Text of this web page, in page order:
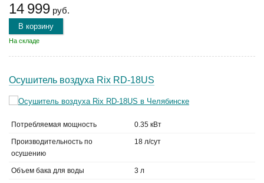
14 999 руб.
В корзину
На складе
Осушитель воздуха Rix RD-18US
Потребляемая мощность 0.35 кВт
Производительность по
осушению
18 л/сут
Объем бака для воды 3 л